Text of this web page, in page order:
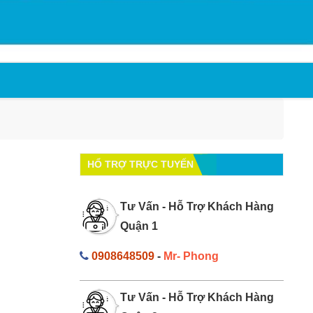
HỔ TRỢ TRỰC TUYẾN
Tư Vấn - Hỗ Trợ Khách Hàng
Quận 1
0908648509- Mr- Phong
Tư Vấn - Hỗ Trợ Khách Hàng